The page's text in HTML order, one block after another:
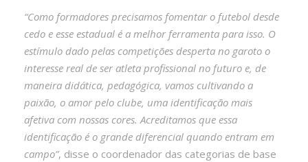
“Como formadores precisamos fomentar o futebol desde
cedo e esse estadual é a melhor ferramenta para isso. O
estímulo dado pelas competições desperta no garoto o
interesse real de ser atleta profissional no futuro e, de
maneira didática, pedagógica, vamos cultivando a
paixão, o amor pelo clube, uma identificação mais
afetiva com nossas cores. Acreditamos que essa
identificação é o grande diferencial quando entram em
campo”, disse o coordenador das categorias de base